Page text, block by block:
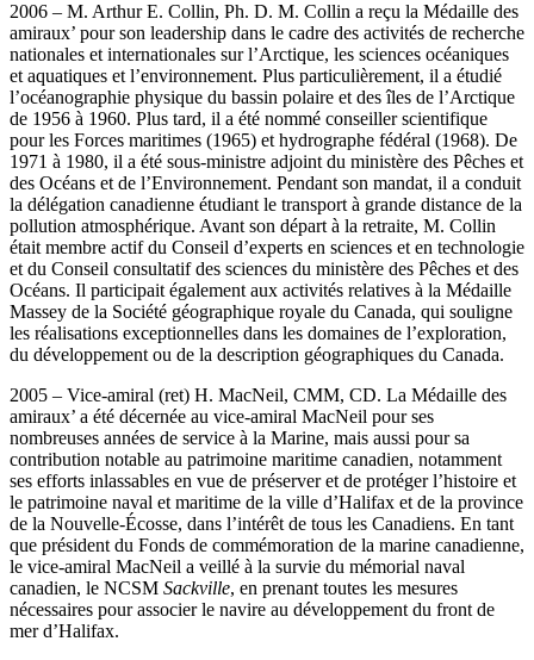
2006 – M. Arthur E. Collin, Ph. D. M. Collin a reçu la Médaille des
amiraux’ pour son leadership dans le cadre des activités de recherche
nationales et internationales sur l’Arctique, les sciences océaniques
et aquatiques et l’environnement. Plus particulièrement, il a étudié
l’océanographie physique du bassin polaire et des îles de l’Arctique
de 1956 à 1960. Plus tard, il a été nommé conseiller scientifique
pour les Forces maritimes (1965) et hydrographe fédéral (1968). De
1971 à 1980, il a été sous-ministre adjoint du ministère des Pêches et
des Océans et de l’Environnement. Pendant son mandat, il a conduit
la délégation canadienne étudiant le transport à grande distance de la
pollution atmosphérique. Avant son départ à la retraite, M. Collin
était membre actif du Conseil d’experts en sciences et en technologie
et du Conseil consultatif des sciences du ministère des Pêches et des
Océans. Il participait également aux activités relatives à la Médaille
Massey de la Société géographique royale du Canada, qui souligne
les réalisations exceptionnelles dans les domaines de l’exploration,
du développement ou de la description géographiques du Canada.
2005 – Vice-amiral (ret) H. MacNeil, CMM, CD. La Médaille des
amiraux’ a été décernée au vice-amiral MacNeil pour ses
nombreuses années de service à la Marine, mais aussi pour sa
contribution notable au patrimoine maritime canadien, notamment
ses efforts inlassables en vue de préserver et de protéger l’histoire et
le patrimoine naval et maritime de la ville d’Halifax et de la province
de la Nouvelle-Écosse, dans l’intérêt de tous les Canadiens. En tant
que président du Fonds de commémoration de la marine canadienne,
le vice-amiral MacNeil a veillé à la survie du mémorial naval
canadien, le NCSM Sackville, en prenant toutes les mesures
nécessaires pour associer le navire au développement du front de
mer d’Halifax.